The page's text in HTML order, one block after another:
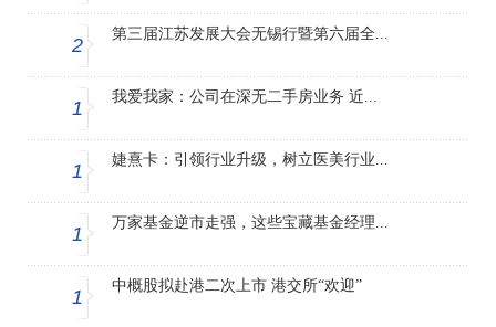
2
第三届江苏发展大会无锡行暨第六届全...
1
我爱我家：公司在深无二手房业务 近...
1
婕熹卡：引领行业升级，树立医美行业...
1
万家基金逆市走强，这些宝藏基金经理...
1
中概股拟赴港二次上市 港交所“欢迎”